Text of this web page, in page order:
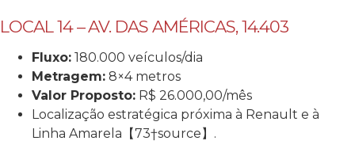
LOCAL 14 – AV. DAS AMÉRICAS, 14.403
Fluxo: 180.000 veículos/dia
Metragem: 8×4 metros
Valor Proposto: R$ 26.000,00/mês
Localização estratégica próxima à Renault e à
Linha Amarela【73†source】.